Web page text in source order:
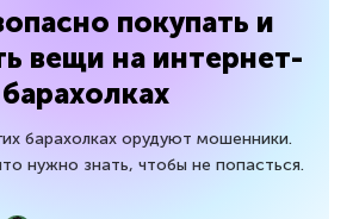
покупать и
вещи на интернет-
барахолках
барахолках орудуют мошенники.
нужно знать, чтобы не попасться.